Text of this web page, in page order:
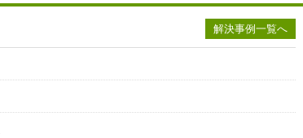
解決事例一覧へ